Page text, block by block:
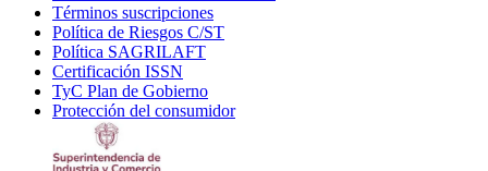
new
window
Términos suscripciones
in
Política de Riesgos C/ST
Política SAGRILAFT
new
window
Certificación ISSN
in
new
TyC Plan de Gobierno
in
Protección del consumidorOpens